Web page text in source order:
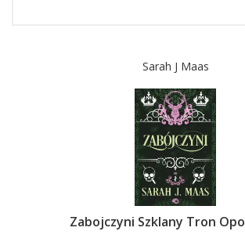
Sarah J Maas
Zabojczyni Szklany Tron